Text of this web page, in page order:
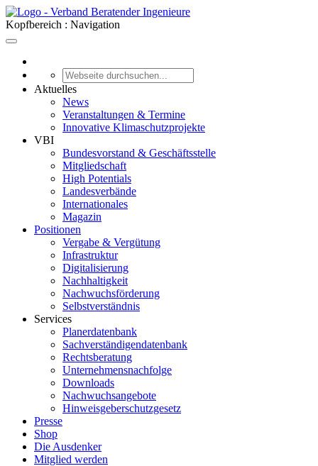
Kopfbereich : Navigation
Aktuelles
News
Veranstaltungen & Termine
Innovative Klimaschutzprojekte
VBI
Bundesvorstand & Geschäftsstelle
Mitgliedschaft
High Potentials
Landesverbände
Internationales
Magazin
Positionen
Vergabe & Vergütung
Infrastruktur
Digitalisierung
Nachhaltigkeit
Nachwuchsförderung
Selbstverständnis
Services
Planerdatenbank
Sachverständigendatenbank
Rechtsberatung
Unternehmensnachfolge
Downloads
Nachwuchsangebote
Hinweisgeberschutzgesetz
Presse
Shop
Die Ausdenker
Mitglied werden